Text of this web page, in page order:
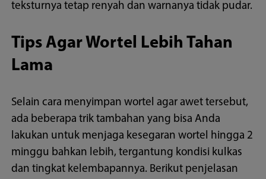
teksturnya tetap renyah dan warnanya tidak pudar.
Tips Agar Wortel Lebih Tahan
Lama
Selain cara menyimpan wortel agar awet tersebut,
ada beberapa trik tambahan yang bisa Anda
lakukan untuk menjaga kesegaran wortel hingga 2
minggu bahkan lebih, tergantung kondisi kulkas
dan tingkat kelembapannya. Berikut penjelasan